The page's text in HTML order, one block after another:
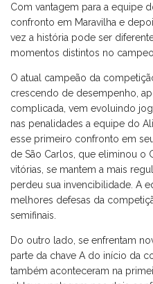
Com vantagem para a equipe
confronto em Maravilha e
vez a história pode ser
momentos distintos no
O atual campeão da
crescendo de desempenho,
complicada, vem evoluindo
nas penalidades a equipe do
esse primeiro confronto em
de São Carlos, que eliminou o
vitórias, se mantem a mais
perdeu sua invencibilidade. A
melhores defesas da
semifinais.
Do outro lado, se enfrentam
parte da chave A do início da
também aconteceram na